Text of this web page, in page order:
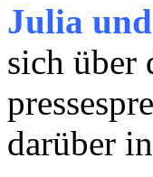
Julia
sich über
darüber